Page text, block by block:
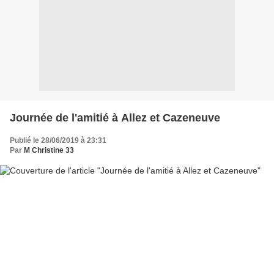
Journée de l'amitié à Allez et Cazeneuve
Publié le 28/06/2019 à 23:31
Par M Christine 33